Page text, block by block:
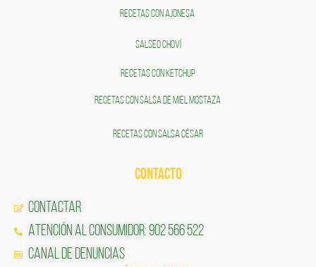
RECETAS CON AJONESA
SALSEO CHOVÍ
RECETAS CON KETCHUP
RECETAS CON SALSA DE MIEL MOSTAZA
RECETAS CON SALSA CÉSAR
CONTACTO
Contactar
Atención al Consumidor: 902 566 522
Canal de Denuncias